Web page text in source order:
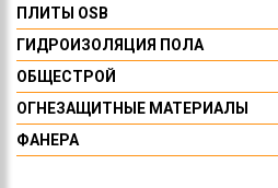
ПЛИТЫ OSB
ГИДРОИЗОЛЯЦИЯ ПОЛА
ОБЩЕСТРОЙ
ОГНЕЗАЩИТНЫЕ МАТЕРИАЛЫ
ФАНЕРА